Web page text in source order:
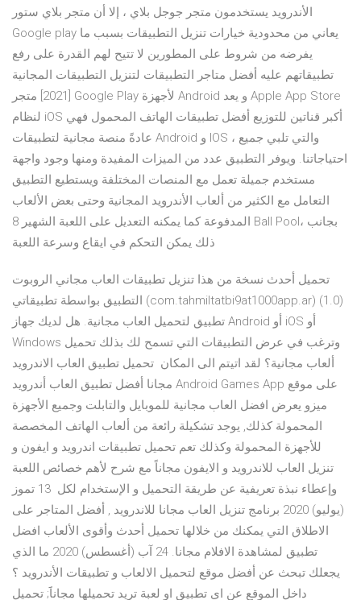
الأندرويد يستخدمون متجر جوجل بلاي ، إلا أن متجر بلاي ستور
Google play يعاني من محدودية خيارات تنزيل التطبيقات بسبب ما
يفرضه من شروط على المطورين لا تتيح لهم القدرة على رفع
تطبيقاتهم عليه أفضل متاجر التطبيقات لتنزيل التطبيقات المجانية
[2021] متجر Google Play لأجهزة Android و يعد Apple App Store
لنظام iOS أكبر قناتين للتوزيع أفضل تطبيقات الهاتف المحمول فهي
عادةً منصة مجانية لتطبيقات Android و IOS ، والتي تلبي جميع
احتياجاتنا. ويوفر التطبيق عدد من الميزات المفيدة ومنها وجود واجهة
مستخدم جميلة تعمل مع المنصات المختلفة ويستطيع التطبيق
التعامل مع الكثير من ألعاب الأندرويد المجانية وحتى بعض الألعاب
المدفوعة كما يمكنه التعديل على اللعبة الشهير 8 Ball Pool، بجانب
ذلك يمكن التحكم في ايقاع وسرعة اللعبة
تحميل أحدث نسخة من هذا تنزيل تطبيقات العاب مجاني الروبوت
التطبيق بواسطة تطبيقاتي (com.tahmiltatbi9at1000app.ar) (1.0)
تطبيق لتحميل العاب مجانية. هل لديك جهاز Android أو iOS أو
Windows وترغب في عرض التطبيقات التي تسمح لك بذلك تحميل
ألعاب مجانية؟ لقد اتيتم الى المكان تحميل تطبيق العاب الاندرويد
مجانا أفضل تطبيق العاب أندرويد Android Games App على موقع
ميزو يعرض افضل العاب مجانية للموبايل والتابلت وجميع الأجهزة
المحمولة كذلك, يوجد تشكيلة رائعة من ألعاب الهاتف المخصصة
للأجهزة المحمولة وكذلك تعم تحميل تطبيقات اندرويد و ايفون و
تنزيل العاب للاندرويد و الايفون مجاناً مع شرح لأهم خصائص اللعبة
وإعطاء نبذة تعريفية عن طريقة التحميل و الإستخدام لكل 13 تموز
(يوليو) 2020 برنامج تنزيل العاب مجانا للاندرويد , أفضل المتاجر على
الاطلاق التي يمكنك من خلالها تحميل أحدث وأقوى الألعاب افضل
تطبيق لمشاهدة الافلام مجانا. 24 آب (أغسطس) 2020 ما الذي
يجعلك تبحث عن أفضل موقع لتحميل الالعاب و تطبيقات الأندرويد ؟
داخل الموقع عن اي تطبيق او لعبة تريد تحميلها مجاناََ; تحميل